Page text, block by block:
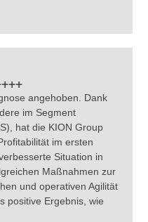
angehoben. Dank
im Segment
hat die KION Group
im ersten
Situation in
Maßnahmen zur
und operativen Agilität
positive Ergebnis, wie